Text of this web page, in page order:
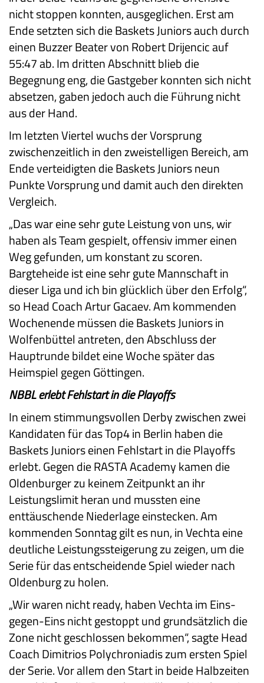
nicht stoppen konnten, ausgeglichen. Erst am
Ende setzten sich die Baskets Juniors auch durch
einen Buzzer Beater von Robert Drijencic auf
55:47 ab. Im dritten Abschnitt blieb die
Begegnung eng, die Gastgeber konnten sich nicht
absetzen, gaben jedoch auch die Führung nicht
aus der Hand.
Im letzten Viertel wuchs der Vorsprung
zwischenzeitlich in den zweistelligen Bereich, am
Ende verteidigten die Baskets Juniors neun
Punkte Vorsprung und damit auch den direkten
Vergleich.
„Das war eine sehr gute Leistung von uns, wir
haben als Team gespielt, offensiv immer einen
Weg gefunden, um konstant zu scoren.
Bargteheide ist eine sehr gute Mannschaft in
dieser Liga und ich bin glücklich über den Erfolg“,
so Head Coach Artur Gacaev. Am kommenden
Wochenende müssen die Baskets Juniors in
Wolfenbüttel antreten, den Abschluss der
Hauptrunde bildet eine Woche später das
Heimspiel gegen Göttingen.
NBBL erlebt Fehlstart in die Playoffs
In einem stimmungsvollen Derby zwischen zwei
Kandidaten für das Top4 in Berlin haben die
Baskets Juniors einen Fehlstart in die Playoffs
erlebt. Gegen die RASTA Academy kamen die
Oldenburger zu keinem Zeitpunkt an ihr
Leistungslimit heran und mussten eine
enttäuschende Niederlage einstecken. Am
kommenden Sonntag gilt es nun, in Vechta eine
deutliche Leistungssteigerung zu zeigen, um die
Serie für das entscheidende Spiel wieder nach
Oldenburg zu holen.
„Wir waren nicht ready, haben Vechta im Eins-
gegen-Eins nicht gestoppt und grundsätzlich die
Zone nicht geschlossen bekommen“, sagte Head
Coach Dimitrios Polychroniadis zum ersten Spiel
der Serie. Vor allem den Start in beide Halbzeiten